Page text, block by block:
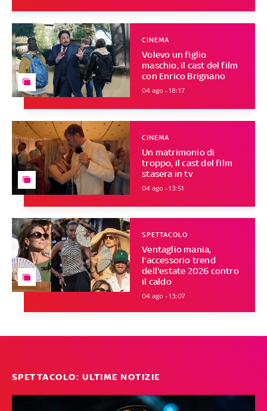
Volevo un figlio
maschio, il cast del film
con Enrico Brignano
CINEMA
04 ago - 18:17
Un matrimonio di
troppo, il cast del film
stasera in tv
CINEMA
04 ago - 13:51
Ventaglio mania,
l'accessorio trend
dell'estate 2026 contro
il caldo
SPETTACOLO
04 ago - 13:07
SPETTACOLO: ULTIME NOTIZIE